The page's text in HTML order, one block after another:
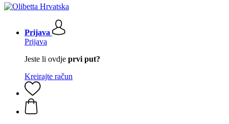
Prijava
Prijava
Jeste li ovdje prvi put?
Kreirajte račun